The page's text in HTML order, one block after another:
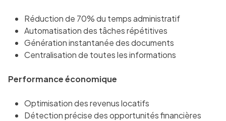
Réduction de 70% du temps administratif
Automatisation des tâches répétitives
Génération instantanée des documents
Centralisation de toutes les informations
Performance économique
Optimisation des revenus locatifs
Détection précise des opportunités financières